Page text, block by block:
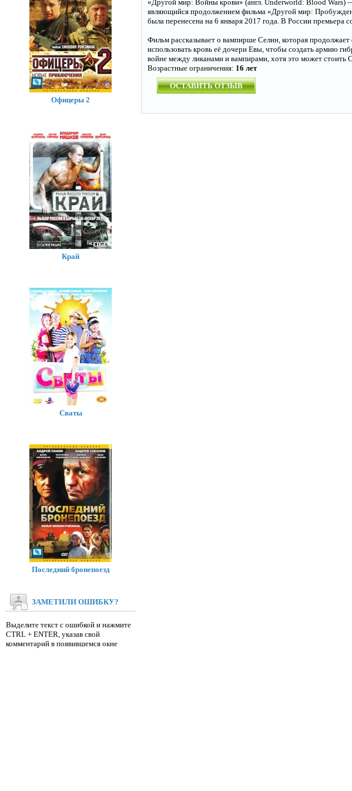
«Другой мир: Войны крови» (англ. Underworld: Blood Wars)
являющийся продолжением фильма «Другой мир:
была перенесена на 6 января 2017 года. В России премьера
Фильм рассказывает о вампирше Селин, которая
использовать кровь её дочери Евы, чтобы создать армию
войне между ликанами и вампирами, хотя это может стоить
Возрастные ограничения: 16 лет
ОСТАВИТЬ ОТЗЫВ
Офицеры 2
Край
Сваты
Последний бронепоезд
ЗАМЕТИЛИ ОШИБКУ?
Выделите текст с ошибкой и нажмите
CTRL + ENTER, указав свой
комментарий в появившемся окне